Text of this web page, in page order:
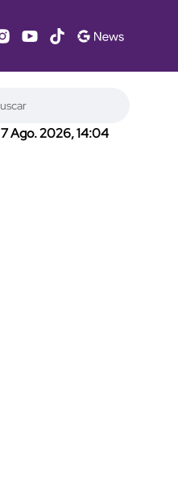
7 Ago. 2026, 14:04